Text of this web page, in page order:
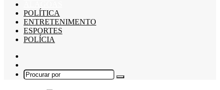
POLÍTICA
ENTRETENIMENTO
ESPORTES
POLÍCIA
skin
Procurar